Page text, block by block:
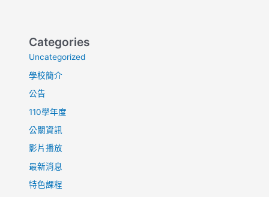
Categories
Uncategorized
學校簡介
公告
110學年度
公關資訊
影片播放
最新消息
特色課程